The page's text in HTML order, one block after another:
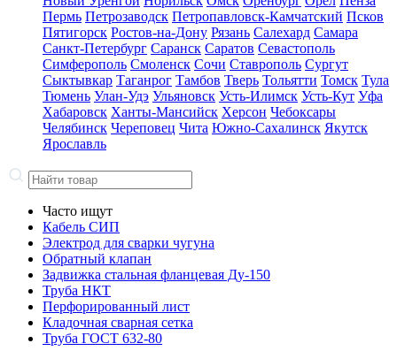
Пермь Петрозаводск Петропавловск-Камчатский Псков
Пятигорск Ростов-на-Дону Рязань Салехард Самара
Санкт-Петербург Саранск Саратов Севастополь
Симферополь Смоленск Сочи Ставрополь Сургут
Сыктывкар Таганрог Тамбов Тверь Тольятти Томск Тула
Тюмень Улан-Удэ Ульяновск Усть-Илимск Усть-Кут Уфа
Хабаровск Ханты-Мансийск Херсон Чебоксары
Челябинск Череповец Чита Южно-Сахалинск Якутск
Ярославль
Часто ищут
Кабель СИП
Электрод для сварки чугуна
Обратный клапан
Задвижка стальная фланцевая Ду-150
Труба НКТ
Перфорированный лист
Кладочная сварная сетка
Труба ГОСТ 632-80